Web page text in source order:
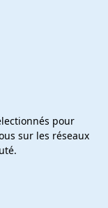
pour
sur les réseaux